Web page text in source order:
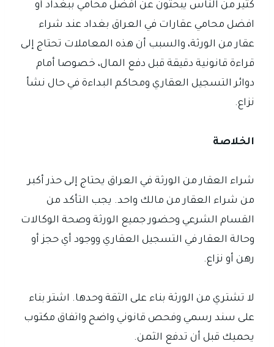
كثير من الناس يبحثون عن افضل محامي ببغداد أو
افضل محامي عقارات في العراق بغداد عند شراء
عقار من الورثة، والسبب أن هذه المعاملات تحتاج إلى
قراءة قانونية دقيقة قبل دفع المال، خصوصا أمام
دوائر التسجيل العقاري ومحاكم البداءة في حال نشأ
نزاع.
الخلاصة
شراء العقار من الورثة في العراق يحتاج إلى حذر أكبر
من شراء العقار من مالك واحد. يجب التأكد من
القسام الشرعي وحضور جميع الورثة وصحة الوكالات
وحالة العقار في التسجيل العقاري ووجود أي حجز أو
رهن أو نزاع.
لا تشتري من الورثة بناء على الثقة وحدها. اشتر بناء
على سند رسمي وفحص قانوني واضح واتفاق مكتوب
يحميك قبل أن تدفع الثمن.